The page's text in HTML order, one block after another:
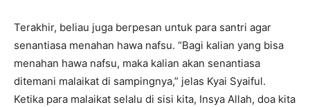
Terakhir, beliau juga berpesan untuk para santri agar
senantiasa menahan hawa nafsu. “Bagi kalian yang bisa
menahan hawa nafsu, maka kalian akan senantiasa
ditemani malaikat di sampingnya,” jelas Kyai Syaiful.
Ketika para malaikat selalu di sisi kita, Insya Allah, doa kita